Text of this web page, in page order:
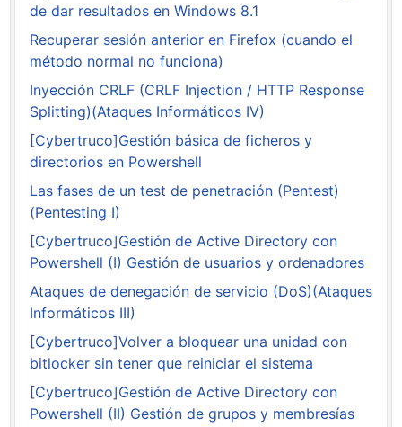
de dar resultados en Windows 8.1
Recuperar sesión anterior en Firefox (cuando el
método normal no funciona)
Inyección CRLF (CRLF Injection / HTTP Response
Splitting)(Ataques Informáticos IV)
[Cybertruco]Gestión básica de ficheros y
directorios en Powershell
Las fases de un test de penetración (Pentest)
(Pentesting I)
[Cybertruco]Gestión de Active Directory con
Powershell (I) Gestión de usuarios y ordenadores
Ataques de denegación de servicio (DoS)(Ataques
Informáticos III)
[Cybertruco]Volver a bloquear una unidad con
bitlocker sin tener que reiniciar el sistema
[Cybertruco]Gestión de Active Directory con
Powershell (II) Gestión de grupos y membresías